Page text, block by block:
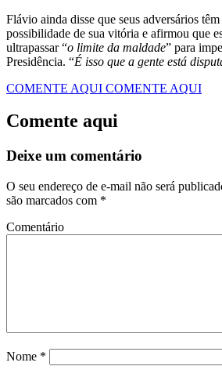
Flávio ainda disse que seus adversários têm
possibilidade de sua vitória e afirmou que
ultrapassar “o limite da maldade” para
Presidência. “É isso que a gente está
COMENTE AQUI COMENTE AQUI
Comente aqui
Deixe um comentário
O seu endereço de e-mail não será
são marcados com *
Comentário
Nome *